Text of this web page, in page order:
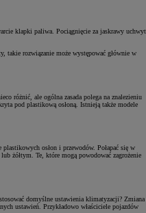
klapki paliwa. Pociągnięcie za jaskrawy uchwyt
takie rozwiązanie może występować głównie w
różnić, ale ogólna zasada polega na znalezieniu
pod plastikową osłoną. Istnieją także modele
osłon i przewodów. Połapać się w
żółtym. Te, które mogą powodować zagrożenie
domyślne ustawienia klimatyzacji? Zmiana
ustawień. Przykładowo właściciele pojazdów